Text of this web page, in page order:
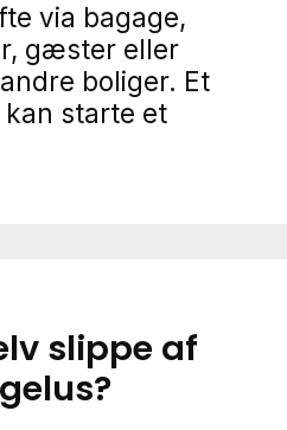
via bagage,
gæster eller
boliger. Et
starte et
slippe af